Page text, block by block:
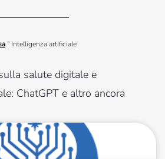
" Intelligenza artificiale
salute digitale e
ChatGPT e altro ancora